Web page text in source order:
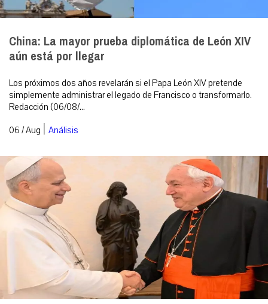
China: La mayor prueba diplomática de León XIV
aún está por llegar
Los próximos dos años revelarán si el Papa León XIV pretende
simplemente administrar el legado de Francisco o transformarlo.
Redacción (06/08/...
06 / Aug | Análisis